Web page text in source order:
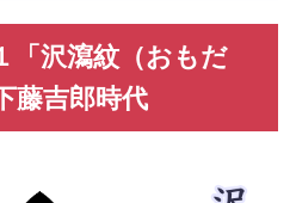
「沢瀉紋（おもだ
藤吉郎時代